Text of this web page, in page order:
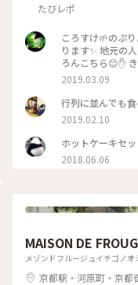
たびレポ
ころすけ🌱のぷ
ります✨ 地元の人や観光客に人気のｽﾏｰﾄ珈琲☕️ お目当てはもち
ろんこちら😊✋
めで卵を感じる
苦味がなくて美
昭和ﾚﾄﾛな雰囲気
ｹｰｷも美味しく
ート珈琲 #ぷり
ロ #喫茶店 #お目
2019.03.09
行列に並んでも
2019.02.10
ホットケーキセッ
2018.06.06
MAISON DE
メゾンドフルージュイチゴノオ
京都駅・河原町・京都